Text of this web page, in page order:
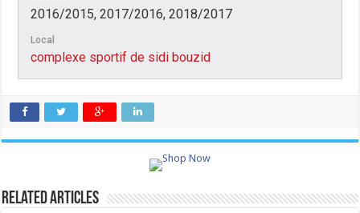
2016/2015, 2017/2016, 2018/2017
Local
complexe sportif de sidi bouzid
Related Articles